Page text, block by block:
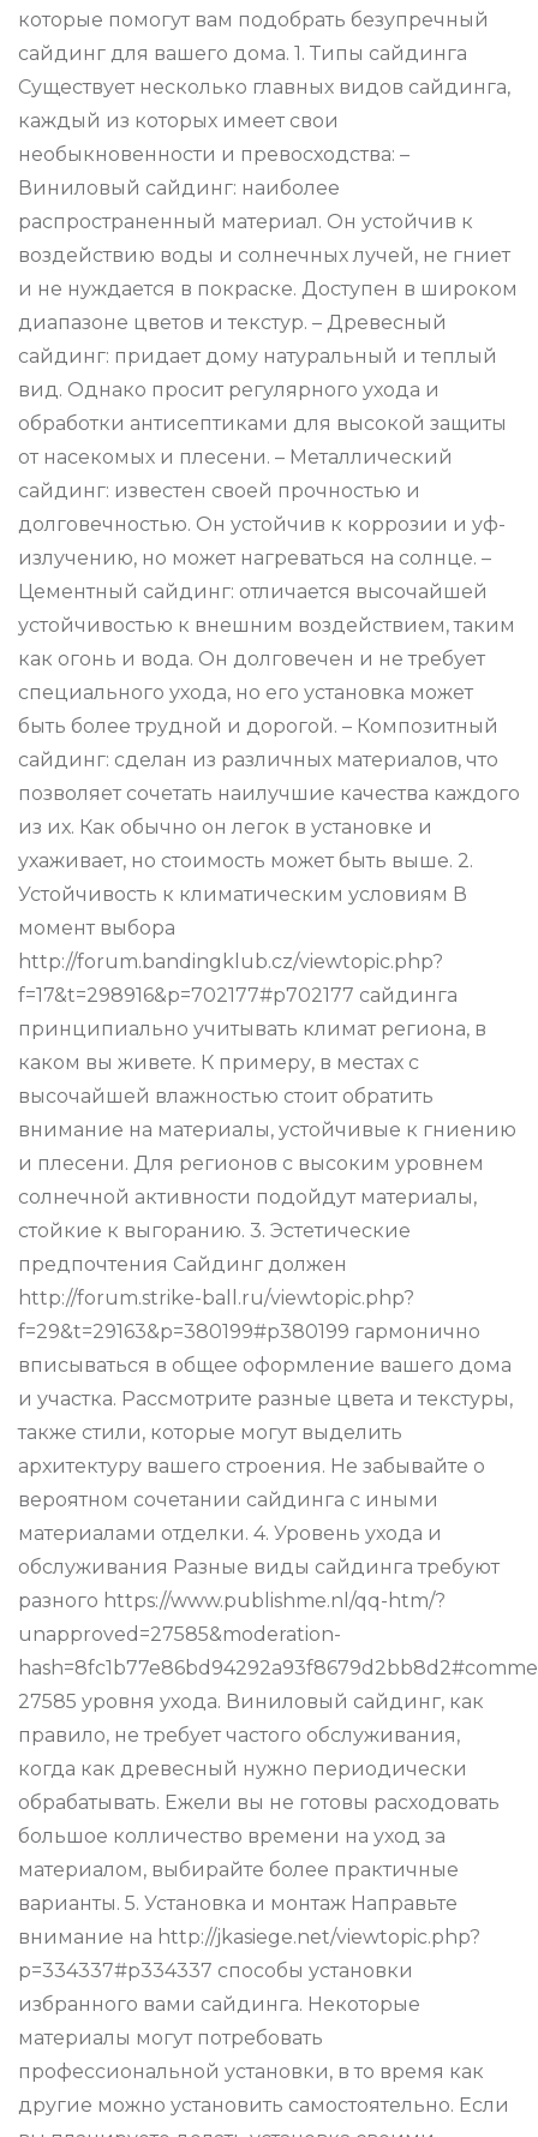
которые помогут вам подобрать безупречный
сайдинг для вашего дома. 1. Типы сайдинга
Существует несколько главных видов сайдинга,
каждый из которых имеет свои
необыкновенности и превосходства: –
Виниловый сайдинг: наиболее
распространенный материал. Он устойчив к
воздействию воды и солнечных лучей, не гниет
и не нуждается в покраске. Доступен в широком
диапазоне цветов и текстур. – Древесный
сайдинг: придает дому натуральный и теплый
вид. Однако просит регулярного ухода и
обработки антисептиками для высокой защиты
от насекомых и плесени. – Металлический
сайдинг: известен своей прочностью и
долговечностью. Он устойчив к коррозии и уф-
излучению, но может нагреваться на солнце. –
Цементный сайдинг: отличается высочайшей
устойчивостью к внешним воздействием, таким
как огонь и вода. Он долговечен и не требует
специального ухода, но его установка может
быть более трудной и дорогой. – Композитный
сайдинг: сделан из различных материалов, что
позволяет сочетать наилучшие качества каждого
из их. Как обычно он легок в установке и
ухаживает, но стоимость может быть выше. 2.
Устойчивость к климатическим условиям В
момент выбора
http://forum.bandingklub.cz/viewtopic.php?
f=17&t=298916&p=702177#p702177 сайдинга
принципиально учитывать климат региона, в
каком вы живете. К примеру, в местах с
высочайшей влажностью стоит обратить
внимание на материалы, устойчивые к гниению
и плесени. Для регионов с высоким уровнем
солнечной активности подойдут материалы,
стойкие к выгоранию. 3. Эстетические
предпочтения Сайдинг должен
http://forum.strike-ball.ru/viewtopic.php?
f=29&t=29163&p=380199#p380199 гармонично
вписываться в общее оформление вашего дома
и участка. Рассмотрите разные цвета и текстуры,
также стили, которые могут выделить
архитектуру вашего строения. Не забывайте о
вероятном сочетании сайдинга с иными
материалами отделки. 4. Уровень ухода и
обслуживания Разные виды сайдинга требуют
разного https://www.publishme.nl/qq-htm/?
unapproved=27585&moderation-
27585 уровня ухода. Виниловый сайдинг, как
правило, не требует частого обслуживания,
когда как древесный нужно периодически
обрабатывать. Ежели вы не готовы расходовать
большое колличество времени на уход за
материалом, выбирайте более практичные
варианты. 5. Установка и монтаж Направьте
внимание на http://jkasiege.net/viewtopic.php?
p=334337#p334337 способы установки
избранного вами сайдинга. Некоторые
материалы могут потребовать
профессиональной установки, в то время как
другие можно установить самостоятельно. Если